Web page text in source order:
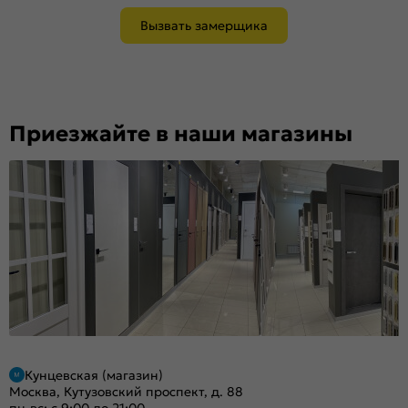
Вызвать замерщика
Приезжайте в наши магазины
Кунцевская (магазин)
Москва, Кутузовский проспект, д. 88